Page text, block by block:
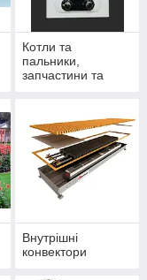
Котли та
пальники,
запчастини та
Внутрішні
конвектори